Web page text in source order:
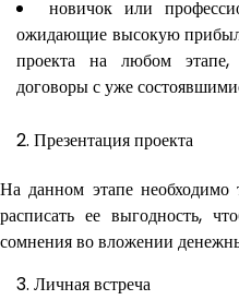
новичок или
ожидающие высокую
проекта на любом этапе,
договоры с уже
Презентация проекта
На данном этапе
расписать ее выгодность,
сомнения во вложении
Личная встреча